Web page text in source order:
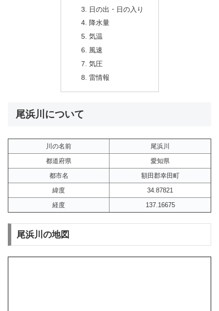
日の出・日の入り
降水量
気温
風速
気圧
雷情報
尾浜川について
川の名前
尾浜川
都道府県
愛知県
都市名
額田郡幸田町
緯度
34.87821
経度
137.16675
尾浜川の地図